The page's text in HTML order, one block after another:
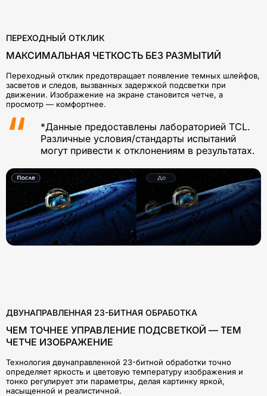
ПЕРЕХОДНЫЙ ОТКЛИК
МАКСИМАЛЬНАЯ ЧЕТКОСТЬ БЕЗ РАЗМЫТИЙ
Переходный отклик предотвращает появление темных шлейфов,
засветов и следов, вызванных задержкой подсветки при
движении. Изображение на экране становится четче, а
просмотр — комфортнее.
*Данные предоставлены лабораторией TCL.
Различные условия/стандарты испытаний
могут привести к отклонениям в результатах.
ДВУНАПРАВЛЕННАЯ 23-БИТНАЯ ОБРАБОТКА
ЧЕМ ТОЧНЕЕ УПРАВЛЕНИЕ ПОДСВЕТКОЙ — ТЕМ
ЧЕТЧЕ ИЗОБРАЖЕНИЕ
Технология двунаправленной 23-битной обработки точно
определяет яркость и цветовую температуру изображения и
тонко регулирует эти параметры, делая картинку яркой,
насыщенной и реалистичной.